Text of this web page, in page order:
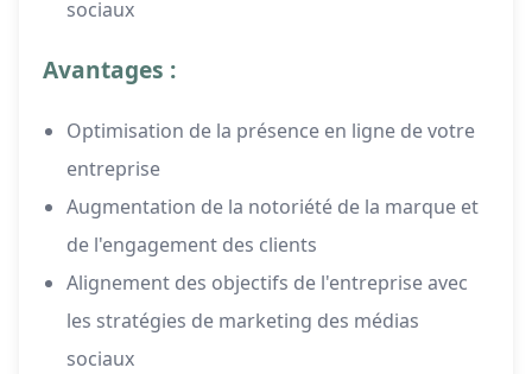
sociaux
Avantages :
Optimisation de la présence en ligne de votre
entreprise
Augmentation de la notoriété de la marque et
de l'engagement des clients
Alignement des objectifs de l'entreprise avec
les stratégies de marketing des médias
sociaux